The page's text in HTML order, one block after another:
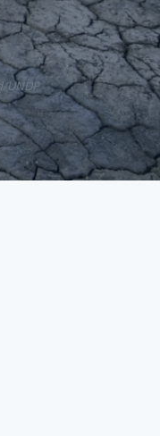
UNDP